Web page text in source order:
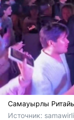
Самауырлы
Источник: